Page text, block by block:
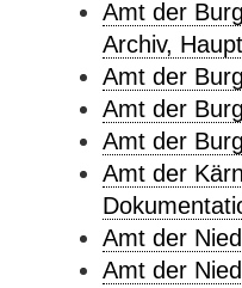
Amt der
Archiv,
Amt der
Amt der
Amt der
Amt der
Amt der
Amt der